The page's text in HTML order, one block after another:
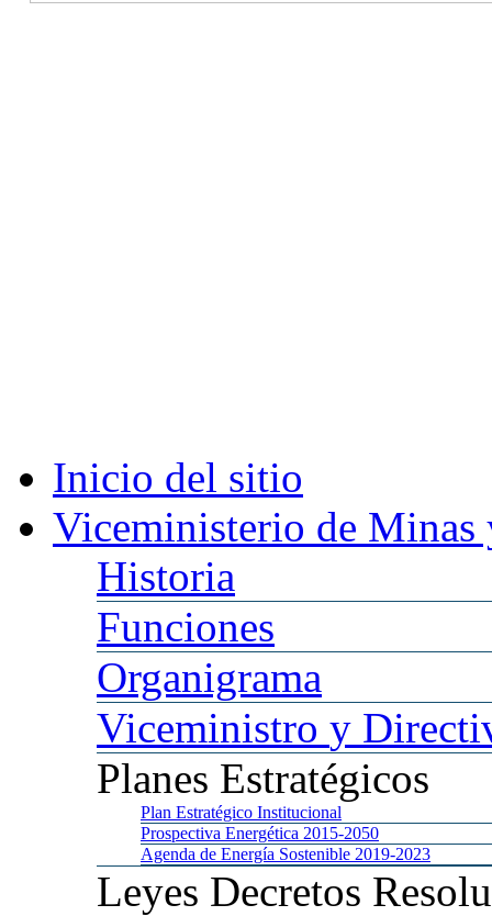
Inicio del sitio
Viceministerio de Minas
Historia
Funciones
Organigrama
Viceministro y
Planes Estratégicos
Plan Estratégico Institucional
Prospectiva Energética 2015-2050
Agenda de Energía Sostenible 2019-2023
Leyes Decretos